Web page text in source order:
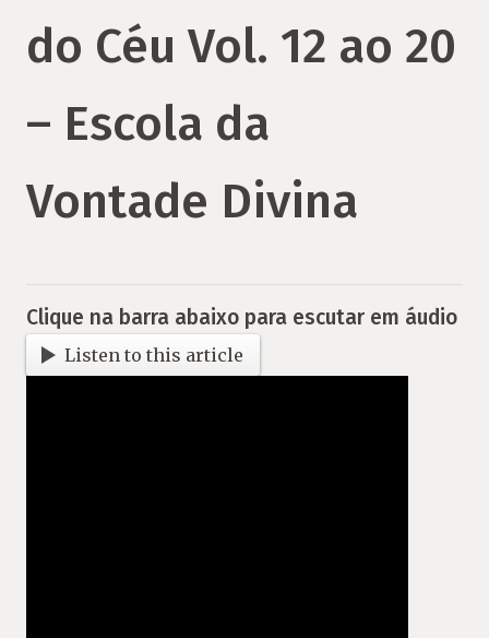
do Céu Vol. 12 ao 20
– Escola da
Vontade Divina
Clique na barra abaixo para escutar em áudio
Listen to this article